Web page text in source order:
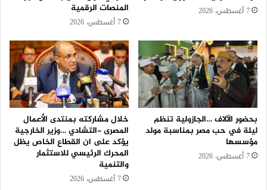
7 أغسطس، 2026
المنصات الرقمية
7 أغسطس، 2026
بحضور الآلاف …الجازولية تنظم
ليلة في حب مصر بمناسبة مولد
مؤسسها
7 أغسطس، 2026
خلال مشاركته بمنتدى الأعمال
المصرى -التشادي …وزير الخارجية
يؤكد على ان القطاع الخاص يظل
المحرك الرئيسي للاستثمار
والتنمية
7 أغسطس، 2026